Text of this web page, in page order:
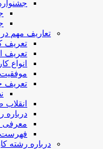
تعاریف مهم
تعریف
تعریف
انواع
موفقیت
تعریف
درباره
معرفی
فهرست
درباره رشته